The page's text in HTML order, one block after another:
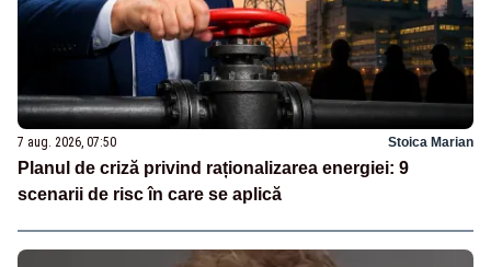
7 aug. 2026, 07:50 Stoica Marian
Planul de criză privind raționalizarea energiei: 9
scenarii de risc în care se aplică